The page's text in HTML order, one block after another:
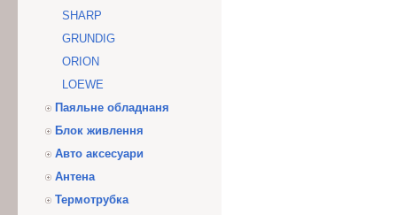
SHARP
GRUNDIG
ORION
LOEWE
Паяльне обладнаня
Блок живлення
Авто аксесуари
Антена
Термотрубка